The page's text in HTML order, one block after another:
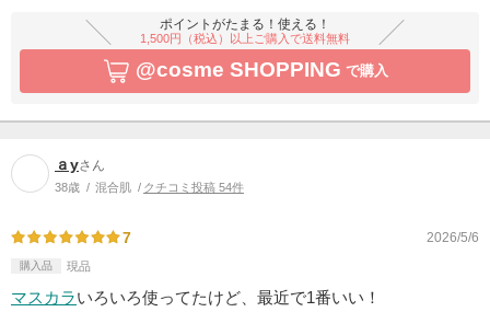
ポイントがたまる！使える！
1,500円（税込）以上ご購入で送料無料
@cosme SHOPPING で購入
ａyさん
38歳 混合肌 クチコミ投稿 54件
7 2026/5/6
購入品 現品
マスカラいろいろ使ってたけど、最近で1番いい！